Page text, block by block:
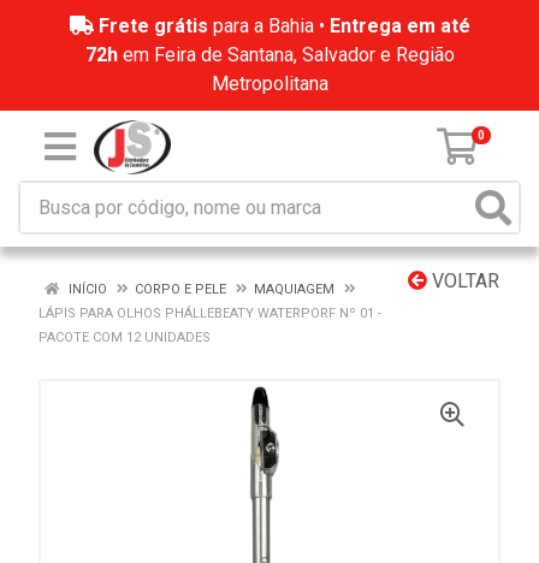
Frete grátis para a Bahia • Entrega em até
72hem Feira de Santana, Salvador e Região
Metropolitana
0
VOLTAR
INÍCIO CORPO E PELE
MAQUIAGEM
LÁPIS PARA OLHOS PHÁLLEBEATY WATERPORF Nº 01 -
PACOTE COM 12 UNIDADES